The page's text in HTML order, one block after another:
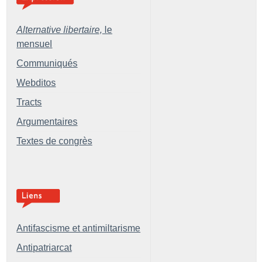
Alternative libertaire, le
mensuel
Communiqués
Webditos
Tracts
Argumentaires
Textes de congrès
Antifascisme et antimiltarisme
Antipatriarcat